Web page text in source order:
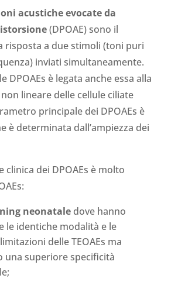
acustiche evocate da
(DPOAE) sono il
risposta a due stimoli (toni puri
inviati simultaneamente.
DPOAEs è legata anche essa alla
lineare delle cellule ciliate
principale dei DPOAEs è
è determinata dall’ampiezza dei
clinica dei DPOAEs è molto
neonataledove hanno
le identiche modalità e le
delle TEOAEs ma
una superiore specificità